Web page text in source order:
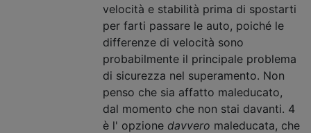
velocità e stabilità prima di spostarti
per farti passare le auto, poiché le
differenze di velocità sono
probabilmente il principale problema
di sicurezza nel superamento. Non
penso che sia affatto maleducato,
dal momento che non stai davanti. 4
è l' opzione davvero maleducata, che